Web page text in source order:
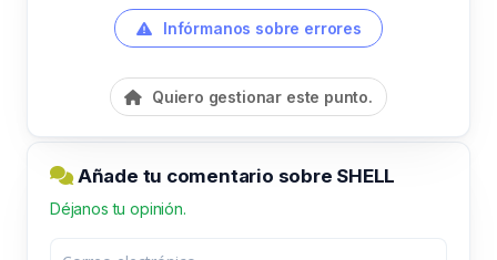
Infórmanos sobre errores
Quiero gestionar este punto.
Añade tu comentario sobre SHELL
Déjanos tu opinión.